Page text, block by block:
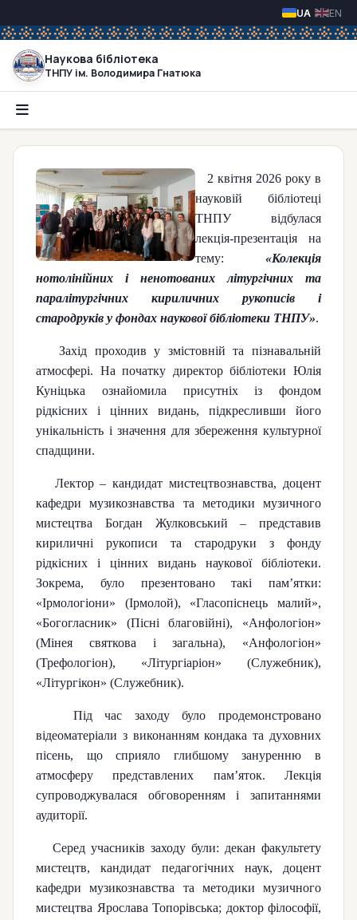
Оберіть свою
Наукова бібліотека
ТНПУ ім. Володимира Гнатюка
2 квітня 2026 року в
науковій бібліотеці
ТНПУ відбулася
лекція-презентація на
тему: «Колекція
нотолінійних і ненотованих літургічних та
паралітургічних кириличних рукописів і
стародруків у фондах наукової бібліотеки ТНПУ».
Захід проходив у змістовній та пізнавальній
атмосфері. На початку директор бібліотеки Юлія
Куніцька ознайомила присутніх із фондом
рідкісних і цінних видань, підкресливши його
унікальність і значення для збереження культурної
спадщини.
Лектор – кандидат мистецтвознавства, доцент
кафедри музикознавства та методики музичного
мистецтва Богдан Жулковський – представив
кириличні рукописи та стародруки з фонду
рідкісних і цінних видань наукової бібліотеки.
Зокрема, було презентовано такі пам’ятки:
«Ірмологіони» (Ірмолой), «Гласопіснець малий»,
«Богогласник» (Пісні благовійні), «Анфологіон»
(Мінея святкова і загальна), «Анфологіон»
(Трефологіон), «Літургіаріон» (Служебник),
«Літургікон» (Служебник).
Під час заходу було продемонстровано
відеоматеріали з виконанням кондака та духовних
пісень, що сприяло глибшому зануренню в
атмосферу представлених пам’яток. Лекція
супроводжувалася обговоренням і запитаннями
аудиторії.
Серед учасників заходу були: декан факультету
мистецтв, кандидат педагогічних наук, доцент
кафедри музикознавства та методики музичного
мистецтва Ярослава Топорівська; доктор філософії,